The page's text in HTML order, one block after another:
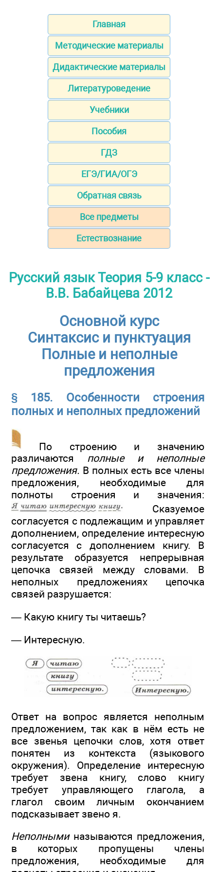
Главная
Методические материалы
Дидактические материалы
Литературоведение
Учебники
Пособия
ГДЗ
ЕГЭ/ГИА/ОГЭ
Обратная связь
Все предметы
Естествознание
Русский язык Теория 5-9 класс -
В.В. Бабайцева 2012
Основной курс
Синтаксис и пунктуация
Полные и неполные
предложения
§ 185. Особенности строения
полных и неполных предложений
По строению и значению
различаются полные и неполные
предложения. В полных есть все члены
предложения, необходимые для
полноты строения и значения:
Сказуемое
согласуется с подлежащим и управляет
дополнением, определение интересную
согласуется с дополнением книгу. В
результате образуется непрерывная
цепочка связей между словами. В
неполных предложениях цепочка
связей разрушается:
— Какую книгу ты читаешь?
— Интересную.
Ответ на вопрос является неполным
предложением, так как в нём есть не
все звенья цепочки слов, хотя ответ
понятен из контекста (языкового
окружения). Определение интересную
требует звена книгу, слово книгу
требует управляющего глагола, а
глагол своим личным окончанием
подсказывает звено я.
Неполныминазываются предложения,
в которых пропущены члены
предложения, необходимые для